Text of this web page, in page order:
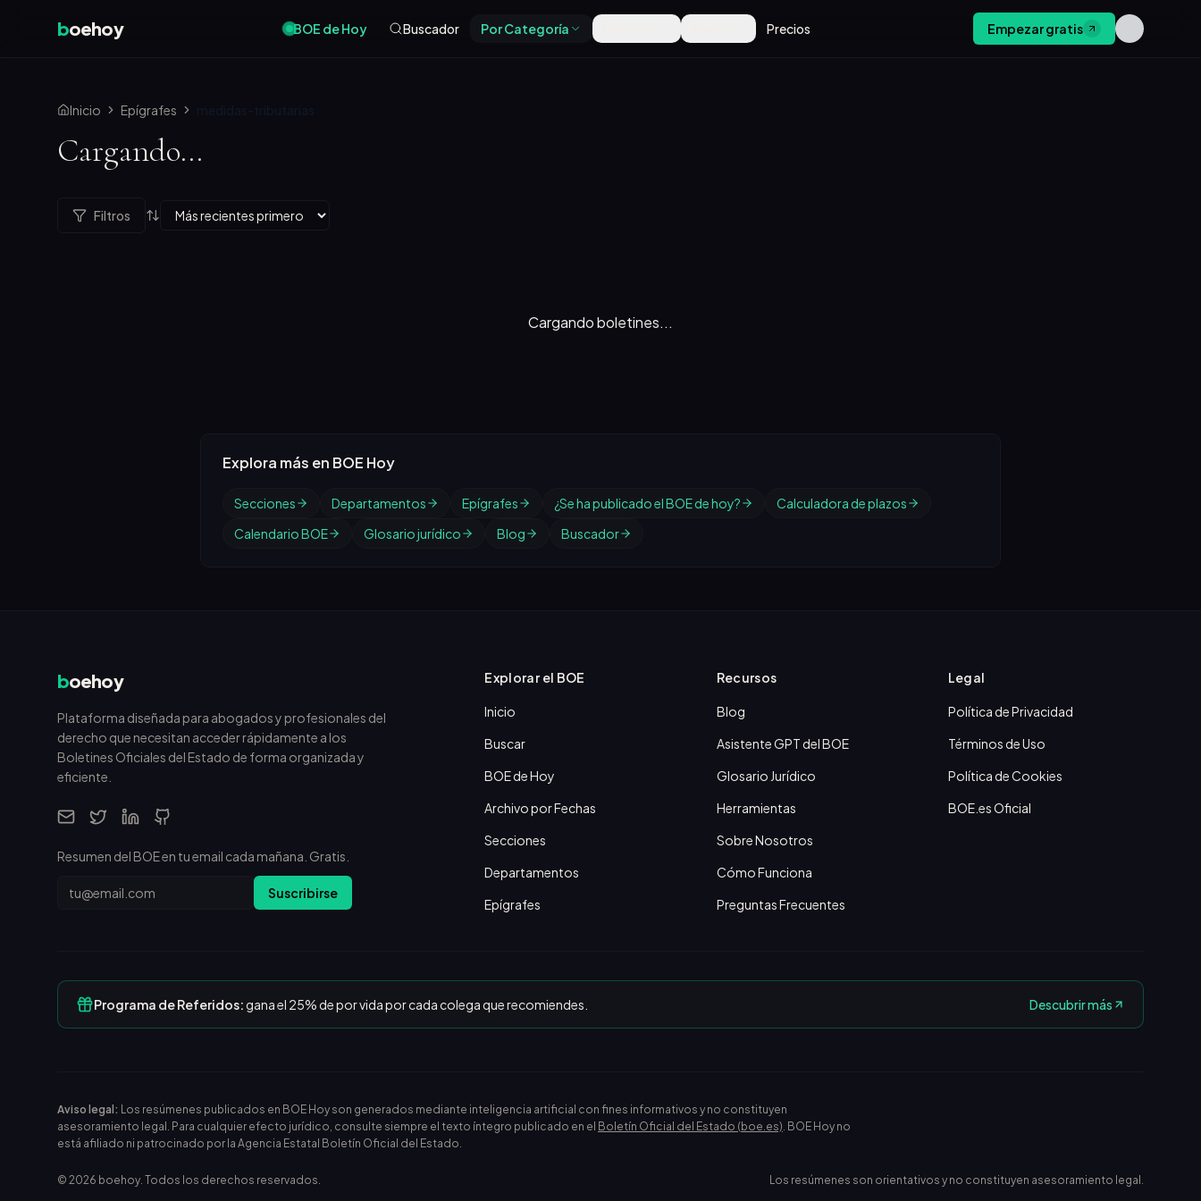
boehoy BOE de Hoy Buscador Por Categoría Precios Empezar gratis
Inicio Epígrafes medidas-tributarias
Cargando...
Filtros
Cargando boletines...
Explora más en BOE Hoy
Secciones Departamentos Epígrafes ¿Se ha publicado el BOE de hoy?
Calculadora de plazos
Calendario BOE
Glosario jurídico Blog Buscador
boehoy
Plataforma diseñada para abogados y profesionales del
derecho que necesitan acceder rápidamente a los
Boletines Oficiales del Estado de forma organizada y
eficiente.
Resumen del BOE en tu email cada mañana. Gratis.
Email Suscribirse
Explorar el BOE
Inicio
Buscar
BOE de Hoy
Archivo por Fechas
Secciones
Departamentos
Epígrafes
Recursos
Blog
Asistente GPT del BOE
Glosario Jurídico
Herramientas
Sobre Nosotros
Cómo Funciona
Preguntas Frecuentes
Legal
Política de Privacidad
Términos de Uso
Política de Cookies
BOE.es Oficial
Programa de Referidos:gana el 25% de por vida por cada colega que recomiendes. Descubrir más
Aviso legal: Los resúmenes publicados en BOE Hoy son generados mediante inteligencia artificial con fines informativos y no constituyen
asesoramiento legal. Para cualquier efecto jurídico, consulte siempre el texto íntegro publicado en el Boletín Oficial del Estado (boe.es). BOE Hoy no
está afiliado ni patrocinado por la Agencia Estatal Boletín Oficial del Estado.
© 2026 boehoy. Todos los derechos reservados. Los resúmenes son orientativos y no constituyen asesoramiento legal.